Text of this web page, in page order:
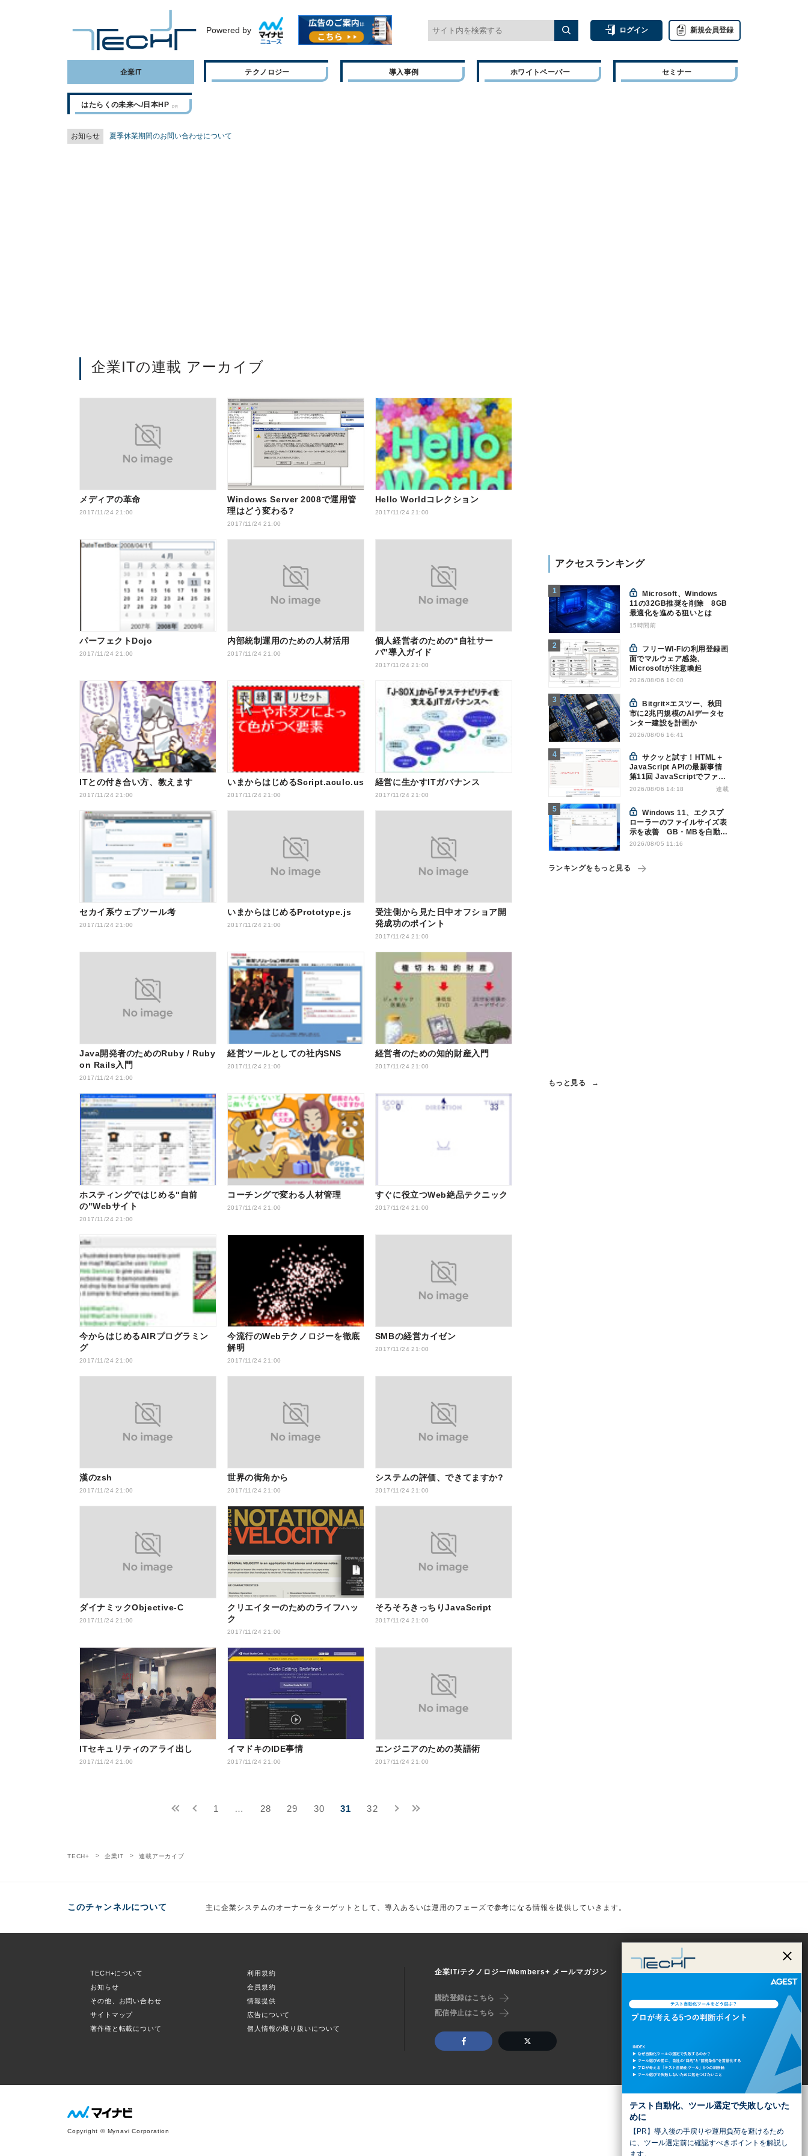
Powered by ログイン 新規会員登録
企業IT テクノロジー 導入事例 ホワイトペーパー セミナー
はたらくの未来へ/日本HP
お知らせ 夏季休業期間のお問い合わせについて
企業ITの連載 アーカイブ
メディアの革命
2017/11/24 21:00
Windows Server 2008で運用管
理はどう変わる?
2017/11/24 21:00
Hello Worldコレクション
2017/11/24 21:00
パーフェクトDojo
2017/11/24 21:00
内部統制運用のための人材活用
2017/11/24 21:00
個人経営者のための"自社サー
バ"導入ガイド
2017/11/24 21:00
ITとの付き合い方、教えます
2017/11/24 21:00
いまからはじめるScript.aculo.us
2017/11/24 21:00
経営に生かすITガバナンス
2017/11/24 21:00
セカイ系ウェブツール考
2017/11/24 21:00
いまからはじめるPrototype.js
2017/11/24 21:00
受注側から見た日中オフショア開
発成功のポイント
2017/11/24 21:00
Java開発者のためのRuby / Ruby
on Rails入門
2017/11/24 21:00
経営ツールとしての社内SNS
2017/11/24 21:00
経営者のための知的財産入門
2017/11/24 21:00
ホスティングではじめる"自前
の"Webサイト
2017/11/24 21:00
コーチングで変わる人材管理
2017/11/24 21:00
すぐに役立つWeb絶品テクニック
2017/11/24 21:00
今からはじめるAIRプログラミン
グ
2017/11/24 21:00
今流行のWebテクノロジーを徹底
解明
2017/11/24 21:00
SMBの経営カイゼン
2017/11/24 21:00
漢のzsh
2017/11/24 21:00
世界の街角から
2017/11/24 21:00
システムの評価、できてますか?
2017/11/24 21:00
ダイナミックObjective-C
2017/11/24 21:00
クリエイターのためのライフハッ
ク
2017/11/24 21:00
そろそろきっちりJavaScript
2017/11/24 21:00
ITセキュリティのアライ出し
2017/11/24 21:00
イマドキのIDE事情
2017/11/24 21:00
エンジニアのための英語術
2017/11/24 21:00
1 … 28 29 30 31 32
アクセスランキング
Microsoft、Windows
11の32GB推奨を削除 8GB
最適化を進める狙いとは
15時間前
面でマルウェア感染、
Microsoftが注意喚起
2026/08/06 10:00
Bitgrit×エスツー、秋田
市に2兆円規模のAIデータセ
ンター建設を計画か
2026/08/06 16:41
サクッと試す！HTML＋
JavaScript APIの最新事情
第11回 JavaScriptでファイ
ル管理！Origin Private File
2026/08/06 14:18 連載
Windows 11、エクスプ
ローラーのファイルサイズ表
示を改善 GB・MBを自動表
示へ
2026/08/05 11:16
ランキングをもっと見る
もっと見る
TECH+ 企業IT 連載アーカイブ
このチャンネルについて 主に企業システムのオーナーをターゲットとして、導入あるいは運用のフェーズで参考になる情報を提供していきます。
TECH+について
利用規約
お知らせ
会員規約
その他、お問い合わせ
情報提供
サイトマップ
広告について
著作権と転載について
個人情報の取り扱いについて
企業IT/テクノロジー/Members+ メールマガジン
購読登録はこちら
配信停止はこちら
Copyright © Mynavi Corporation